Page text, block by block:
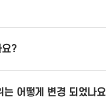
?
어떻게 변경 되었나